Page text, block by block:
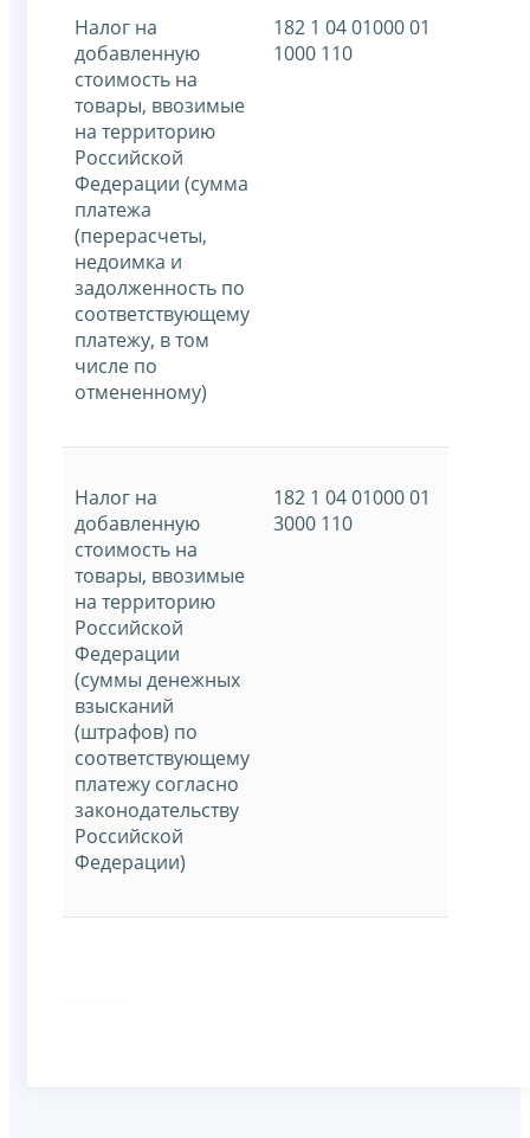
Налог на
добавленную
стоимость на
товары, ввозимые
на территорию
Российской
Федерации (сумма
платежа
(перерасчеты,
недоимка и
задолженность по
соответствующему
платежу, в том
числе по
отмененному)
182 1 04 01000 01
1000 110
Налог на
добавленную
стоимость на
товары, ввозимые
на территорию
Российской
Федерации
(суммы денежных
взысканий
(штрафов) по
соответствующему
платежу согласно
законодательству
Российской
Федерации)
182 1 04 01000 01
3000 110